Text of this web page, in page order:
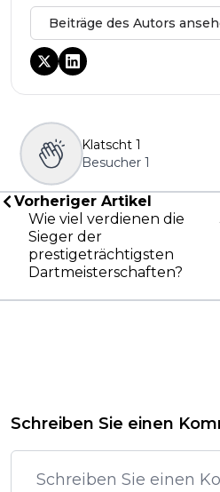
Beiträge des Autors
Klatscht 1
Besucher 1
Vorheriger Artikel
Wie viel verdienen die
Sieger der
prestigeträchtigsten
Dartmeisterschaften?
Schreiben Sie einen